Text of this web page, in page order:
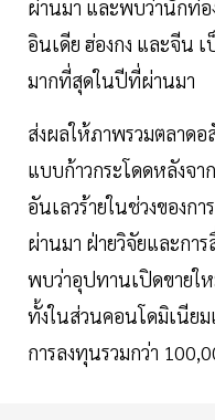
ผ่านมา และพบว่านักท่อ
อินเดีย ฮ่องกง และจีน
มากที่สุดในปีที่ผ่านมา
ส่งผลให้ภาพรวมตลาด
แบบก้าวกระโดดหลังจ
อันเลวร้ายในช่วงของก
ผ่านมา ฝ่ายวิจัยและกา
พบว่าอุปทานเปิดขายใ
ทั้งในส่วนคอนโดมิเนีย
การลงทุนรวมกว่า